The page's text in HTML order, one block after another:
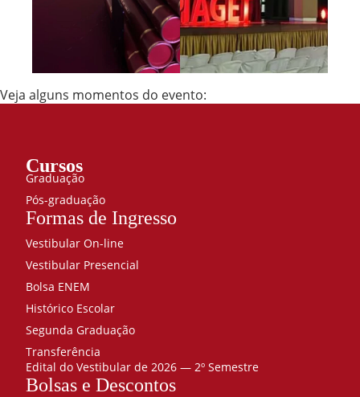
Veja alguns momentos do evento:
Cursos
Graduação
Pós-graduação
Formas de Ingresso
Vestibular On-line
Vestibular Presencial
Bolsa ENEM
Histórico Escolar
Segunda Graduação
Transferência
Edital do Vestibular de 2026 — 2º Semestre
Bolsas e Descontos